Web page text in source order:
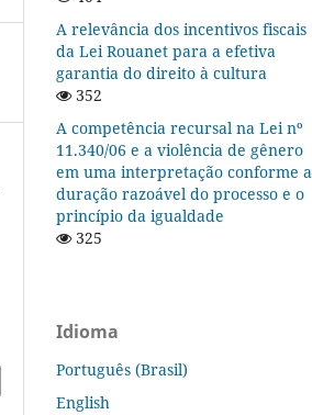
A relevância dos incentivos fiscais
da Lei Rouanet para a efetiva
garantia do direito à cultura
352
A competência recursal na Lei nº
11.340/06 e a violência de gênero
em uma interpretação conforme a
duração razoável do processo e o
princípio da igualdade
325
Idioma
Português (Brasil)
English